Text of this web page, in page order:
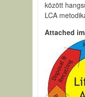
között
LCA
Attached